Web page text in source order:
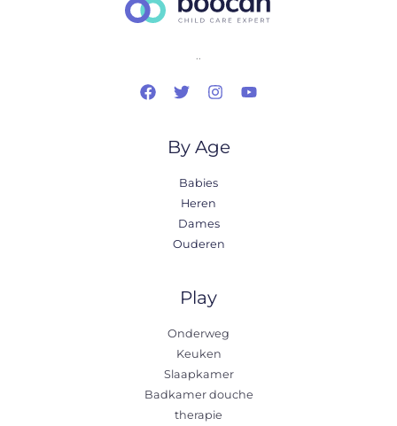
..
By Age
Babies
Heren
Dames
Ouderen
Play
Onderweg
Keuken
Slaapkamer
Badkamer douche
therapie